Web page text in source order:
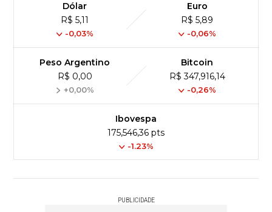
Dólar
R$ 5,11
-0,03%
Euro
R$ 5,89
-0,06%
Peso Argentino
R$ 0,00
+0,00%
Bitcoin
R$ 347,916,14
-0,26%
Ibovespa
175,546,36 pts
-1.23%
PUBLICIDADE